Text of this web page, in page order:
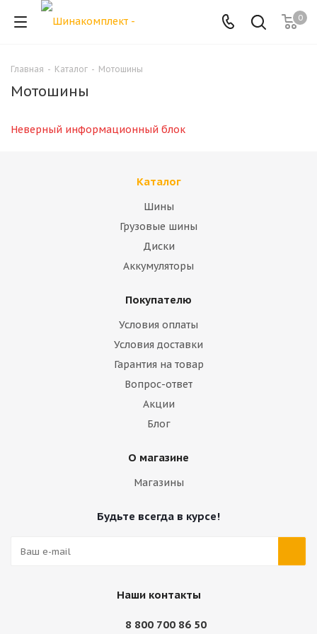
0
Главная - Каталог - Мотошины
Мотошины
Неверный информационный блок
Каталог
Шины
Грузовые шины
Диски
Аккумуляторы
Покупателю
Условия оплаты
Условия доставки
Гарантия на товар
Вопрос-ответ
Акции
Блог
О магазине
Магазины
Будьте всегда в курсе!
Наши контакты
8 800 700 86 50